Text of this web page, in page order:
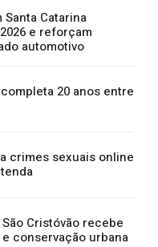
Catarina
e reforçam
automotivo
20 anos entre
crimes sexuais online
Cristóvão recebe
conservação urbana